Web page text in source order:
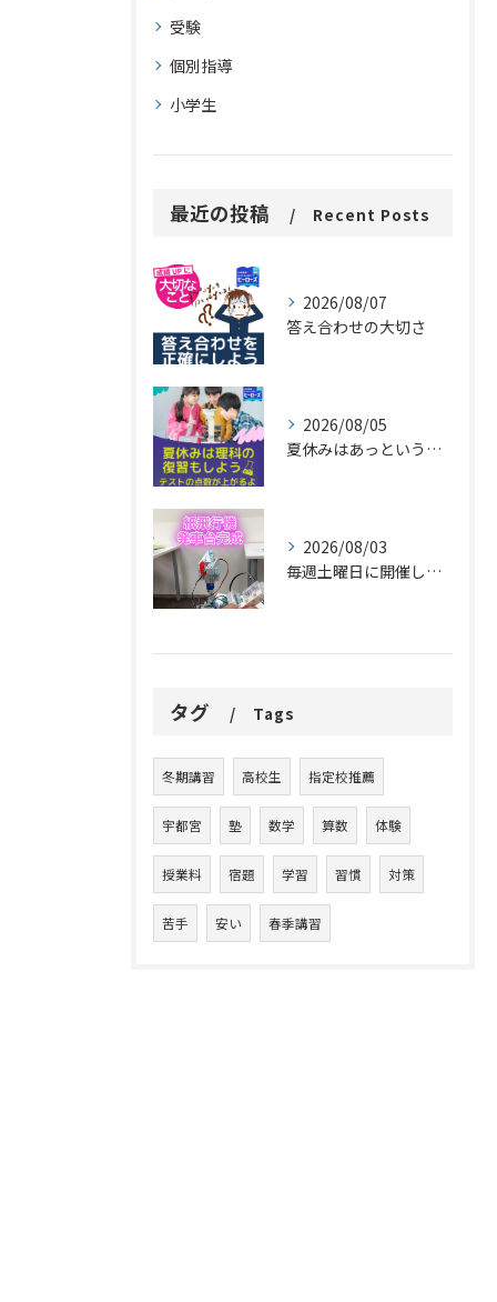
受験
個別指導
小学生
最近の投稿 Recent Posts
2026/08/07
答え合わせの大切さ
2026/08/05
夏休みはあっという間に過ぎ去ります。
2026/08/03
毎週土曜日に開催しているプログラミング教室で、紙飛行機を飛ば...
タグ Tags
冬期講習 高校生 指定校推薦
宇都宮 塾 数学 算数 体験
授業料 宿題 学習 習慣 対策
苦手 安い 春季講習